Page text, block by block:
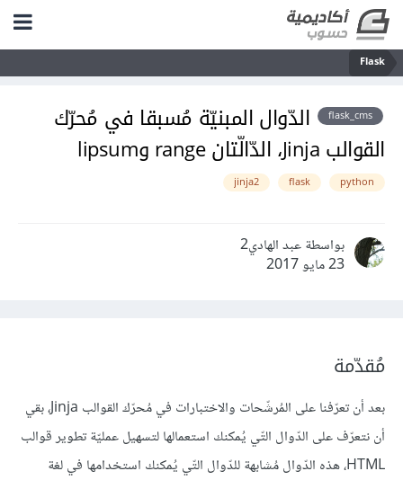
Flask
flask_cms
الدّوال المبنيّة مُسبقا في مُحرّك
القوالب Jinja، الدّالّتان range وlipsum
python
flask
jinja2
بواسطة عبد الهادي2
23 مايو 2017
مُقدّمة
بعد أن تعرّفنا على المُرشّحات والاختبارات في مُحرّك القوالب Jinja، بقي
أن نتعرّف على الدّوال التّي يُمكنك استعمالها لتسهيل عمليّة تطوير قوالب
HTML، هذه الدّوال مُشابهة للدّوال التّي يُمكنك استخدامها في لغة